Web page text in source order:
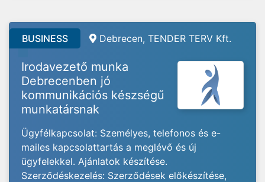
BUSINESS Debrecen, TENDER TERV Kft.
Irodavezető munka
Debrecenben jó
kommunikációs készségű
munkatársnak
Ügyfélkapcsolat: Személyes, telefonos és e-
mailes kapcsolattartás a meglévő és új
ügyfelekkel. Ajánlatok készítése.
Szerződéskezelés: Szerződések előkészítése,